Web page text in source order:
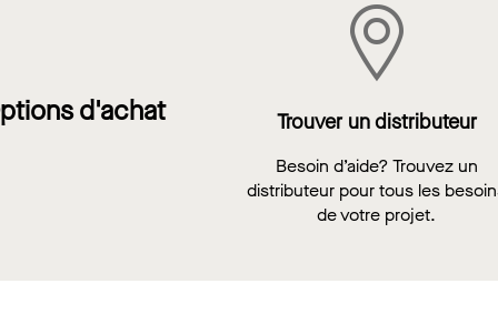
d'achat Trouver un distributeur
Besoin d’aide? Trouvez un
distributeur pour tous les
de votre projet.